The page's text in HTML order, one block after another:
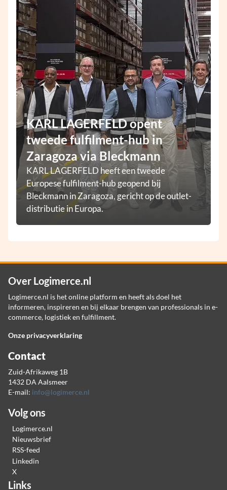
KARL LAGERFELD opent
tweede fulfilment-hub in
Zaragoza via Bleckmann
KARL LAGERFELD heeft een tweede
Europese fulfilment-hub geopend bij
Bleckmann in Zaragoza, gericht op de outlet-
distributie in Europa.
Over Logimerce.nl
Logimerce.nl is het online platform en heeft als doel het
informeren, inspireren en bij elkaar brengen van professionals in e-
commerce, logistiek en fulfillment.
Onze privacyverklaring
Contact
Zuid-Afrikaweg 1B
1432 DA Aalsmeer
E-mail: info@logimerce.nl
Volg ons
Logimerce.nl
Nieuwsbrief
RSS-feed
Linkedin
X
Links